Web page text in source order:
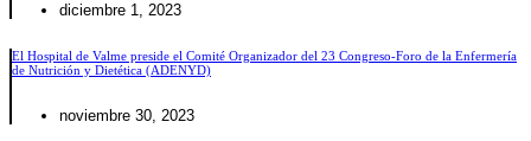
diciembre 1, 2023
El Hospital de Valme preside el Comité Organizador del 23 Congreso-Foro de la Enfermería
de Nutrición y Dietética (ADENYD)
noviembre 30, 2023